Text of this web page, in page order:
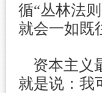
循“丛林法
就会一如既
资本主义
就是说：我